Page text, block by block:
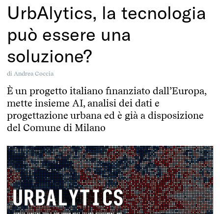
UrbAlytics, la tecnologia
può essere una
soluzione?
di Andrea Coccia
È un progetto italiano finanziato dall’Europa,
mette insieme AI, analisi dei dati e
progettazione urbana ed è già a disposizione
del Comune di Milano